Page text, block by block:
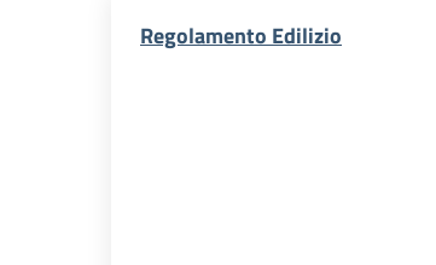
Regolamento Edilizio